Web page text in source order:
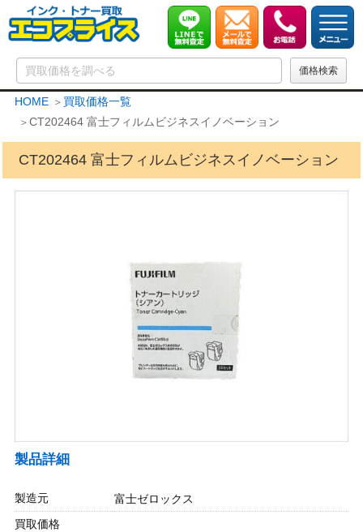
HOME
買取価格一覧
CT202464 富士フィルムビジネスイノベーション
CT202464 富士フィルムビジネスイノベーション
製品詳細
製造元
富士ゼロックス
買取価格